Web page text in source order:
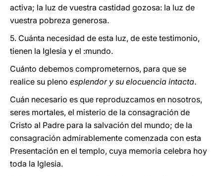
activa; la luz de vuestra castidad gozosa: la luz de
vuestra pobreza generosa.
5. Cuánta necesidad de esta luz, de este testimonio,
tienen la Iglesia y el :mundo.
Cuánto debemos comprometernos, para que se
realice su pleno esplendor y su elocuencia intacta.
Cuán necesario es que reproduzcamos en nosotros,
seres mortales, el misterio de la consagración de
Cristo al Padre para la salvación del mundo; de la
consagración admirablemente comenzada con esta
Presentación en el templo, cuya memoria celebra hoy
toda la Iglesia.